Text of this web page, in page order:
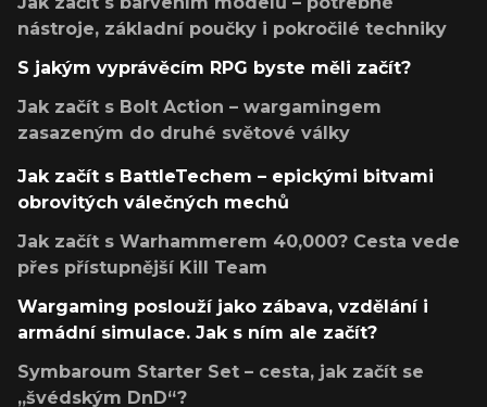
nástroje, základní poučky i pokročilé techniky
S jakým vyprávěcím RPG byste měli začít?
Jak začít s Bolt Action – wargamingem
zasazeným do druhé světové války
Jak začít s BattleTechem – epickými bitvami
obrovitých válečných mechů
Jak začít s Warhammerem 40,000? Cesta vede
přes přístupnější Kill Team
Wargaming poslouží jako zábava, vzdělání i
armádní simulace. Jak s ním ale začít?
Symbaroum Starter Set – cesta, jak začít se
„švédským DnD“?